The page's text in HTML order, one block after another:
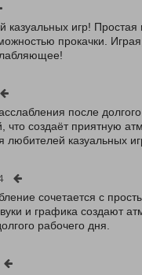
игр!
прокачки.
после
что создаёт приятную
казуальных
сочетается с
и графика создают
рабочего дня.